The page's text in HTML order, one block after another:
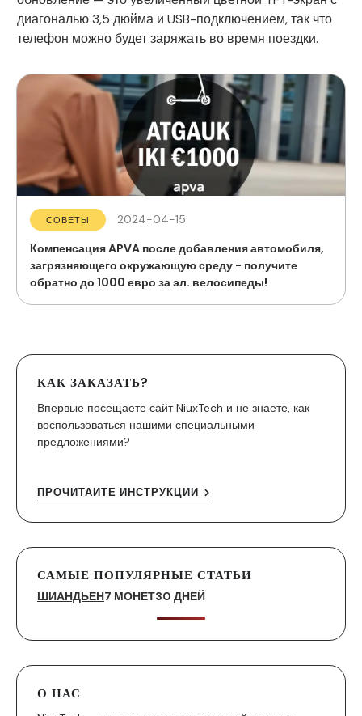
диагональю 3,5 дюйма и USB-подключением, так что
телефон можно будет заряжать во время поездки.
СОВЕТЫ 2024-04-15
Компенсация APVA после добавления автомобиля,
загрязняющего окружающую среду - получите
обратно до 1000 евро за эл. велосипеды!
КАК ЗАКАЗАТЬ?
Впервые посещаете сайт NiuxTech и не знаете, как
воспользоваться нашими специальными
предложениями?
ПРОЧИТАЙТЕ ИНСТРУКЦИИ
САМЫЕ ПОПУЛЯРНЫЕ СТАТЬИ
ШИАНДЬЕН7 МОНЕТ30 ДНЕЙ
О НАС